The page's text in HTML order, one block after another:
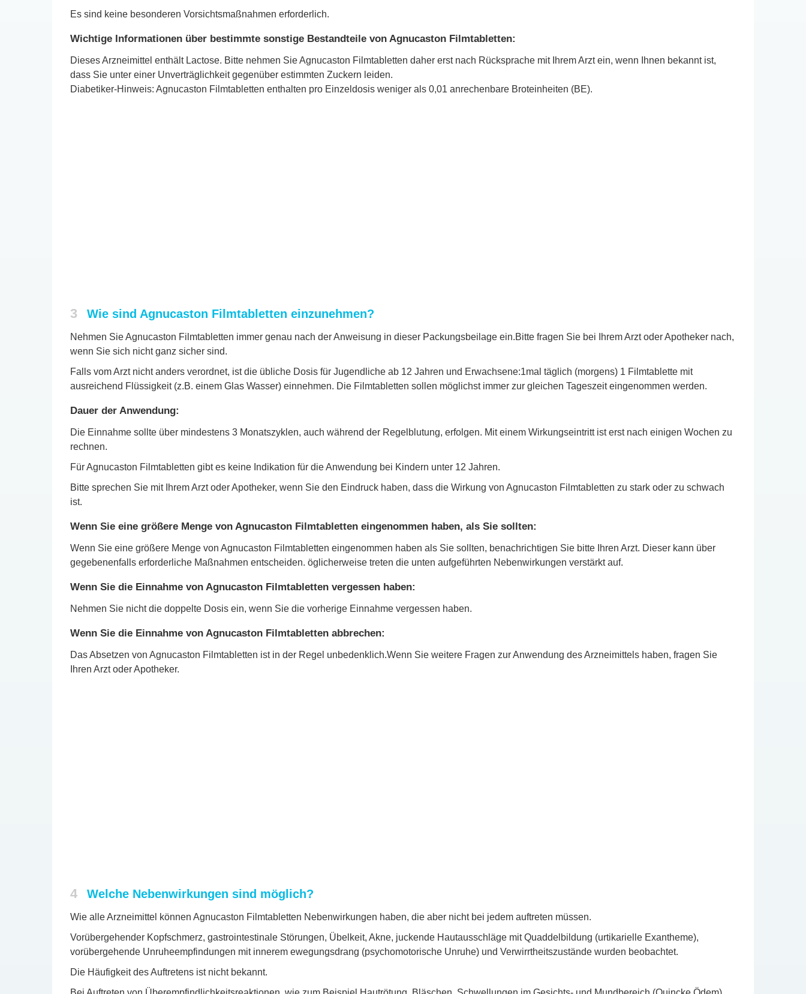
Es sind keine besonderen Vorsichtsmaßnahmen erforderlich.
Wichtige Informationen über bestimmte sonstige Bestandteile von Agnucaston Filmtabletten:
Dieses Arzneimittel enthält Lactose. Bitte nehmen Sie Agnucaston Filmtabletten daher erst nach Rücksprache mit Ihrem Arzt ein, wenn Ihnen bekannt ist,
dass Sie unter einer Unverträglichkeit gegenüber estimmten Zuckern leiden.
Diabetiker-Hinweis: Agnucaston Filmtabletten enthalten pro Einzeldosis weniger als 0,01 anrechenbare Broteinheiten (BE).
3 Wie sind Agnucaston Filmtabletten einzunehmen?
Nehmen Sie Agnucaston Filmtabletten immer genau nach der Anweisung in dieser Packungsbeilage ein.Bitte fragen Sie bei Ihrem Arzt oder Apotheker nach,
wenn Sie sich nicht ganz sicher sind.
Falls vom Arzt nicht anders verordnet, ist die übliche Dosis für Jugendliche ab 12 Jahren und Erwachsene:1mal täglich (morgens) 1 Filmtablette mit
ausreichend Flüssigkeit (z.B. einem Glas Wasser) einnehmen. Die Filmtabletten sollen möglichst immer zur gleichen Tageszeit eingenommen werden.
Dauer der Anwendung:
Die Einnahme sollte über mindestens 3 Monatszyklen, auch während der Regelblutung, erfolgen. Mit einem Wirkungseintritt ist erst nach einigen Wochen zu
rechnen.
Für Agnucaston Filmtabletten gibt es keine Indikation für die Anwendung bei Kindern unter 12 Jahren.
Bitte sprechen Sie mit Ihrem Arzt oder Apotheker, wenn Sie den Eindruck haben, dass die Wirkung von Agnucaston Filmtabletten zu stark oder zu schwach
ist.
Wenn Sie eine größere Menge von Agnucaston Filmtabletten eingenommen haben, als Sie sollten:
Wenn Sie eine größere Menge von Agnucaston Filmtabletten eingenommen haben als Sie sollten, benachrichtigen Sie bitte Ihren Arzt. Dieser kann über
gegebenenfalls erforderliche Maßnahmen entscheiden. öglicherweise treten die unten aufgeführten Nebenwirkungen verstärkt auf.
Wenn Sie die Einnahme von Agnucaston Filmtabletten vergessen haben:
Nehmen Sie nicht die doppelte Dosis ein, wenn Sie die vorherige Einnahme vergessen haben.
Wenn Sie die Einnahme von Agnucaston Filmtabletten abbrechen:
Das Absetzen von Agnucaston Filmtabletten ist in der Regel unbedenklich.Wenn Sie weitere Fragen zur Anwendung des Arzneimittels haben, fragen Sie
Ihren Arzt oder Apotheker.
4 Welche Nebenwirkungen sind möglich?
Wie alle Arzneimittel können Agnucaston Filmtabletten Nebenwirkungen haben, die aber nicht bei jedem auftreten müssen.
Vorübergehender Kopfschmerz, gastrointestinale Störungen, Übelkeit, Akne, juckende Hautausschläge mit Quaddelbildung (urtikarielle Exantheme),
vorübergehende Unruheempfindungen mit innerem ewegungsdrang (psychomotorische Unruhe) und Verwirrtheitszustände wurden beobachtet.
Die Häufigkeit des Auftretens ist nicht bekannt.